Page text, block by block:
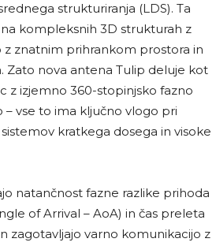
strukturiranja (LDS). Ta
kompleksnih 3D strukturah z
z znatnim prihrankom prostora in
nova antena Tulip deluje kot
z izjemno 360-stopinjsko fazno
vse to ima ključno vlogo pri
kratkega dosega in visoke
natančnost fazne razlike prihoda
of Arrival – AoA) in čas preleta
zagotavljajo varno komunikacijo z